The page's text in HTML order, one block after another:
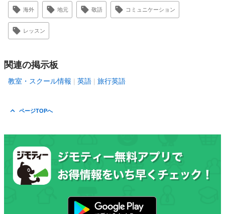
海外 地元 敬語 コミュニケーション
レッスン
関連の掲示板
教室・スクール情報 英語 旅行英語
ページTOPへ